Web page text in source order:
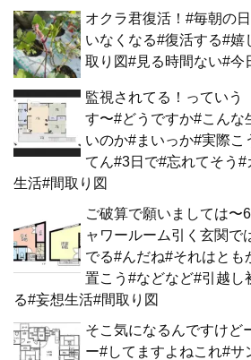
オクラ君復活！#毎朝の
いなくなる#復活する#嬉
取り図#見る時間ない#今
監視されてる！っていう
す〜#どうですか#こんな
いのか#まいっか#実際こ
てん#3日で#忘れてそう
生活#間取り図
ご破算で願いましては〜
ャワールーム引く玄関で
でる#んだね#それはとも
置こう#などなど#引越し
る#妄想生活#間取り図
そこ気になるんですけど
ー#してますよねこれ#サ